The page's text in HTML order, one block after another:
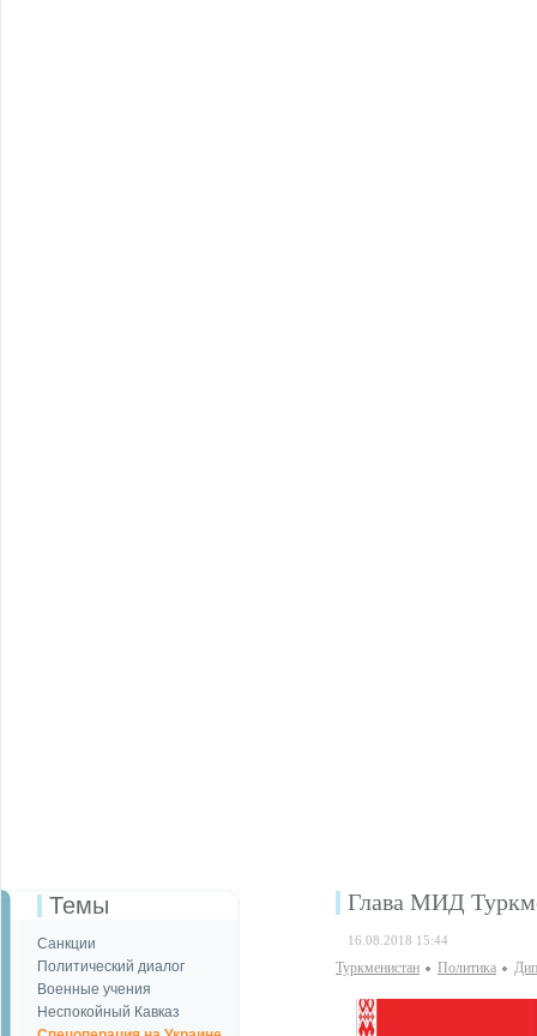
Темы
Санкции
Политический диалог
Военные учения
Неспокойный Кавказ
Глава МИД
16.08.2018 15:44
Туркменистан Политика